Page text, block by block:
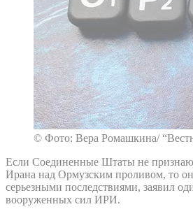
© Фото: Вера Ромашкина/
Если Соединенные Штаты не
Ирана над Ормузским проливом, то
серьезными последствиями, заявил
вооруженных сил ИРИ.